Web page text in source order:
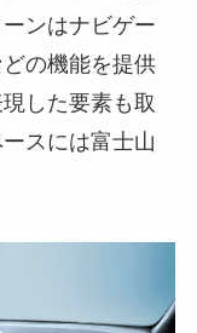
ンはナビゲー
の機能を提供
した要素も取
スには富士山